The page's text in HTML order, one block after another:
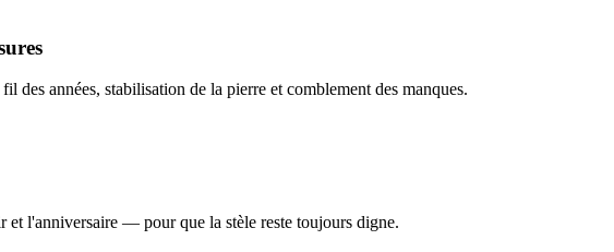
des années, stabilisation de la pierre et comblement des manques.
et l'anniversaire — pour que la stèle reste toujours digne.